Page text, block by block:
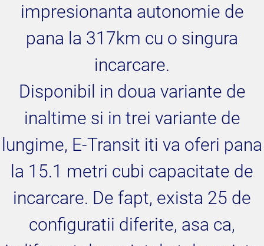
impresionanta autonomie de
pana la 317km cu o singura
incarcare.
Disponibil in doua variante de
inaltime si in trei variante de
lungime, E-Transit iti va oferi pana
la 15.1 metri cubi capacitate de
incarcare. De fapt, exista 25 de
configuratii diferite, asa ca,